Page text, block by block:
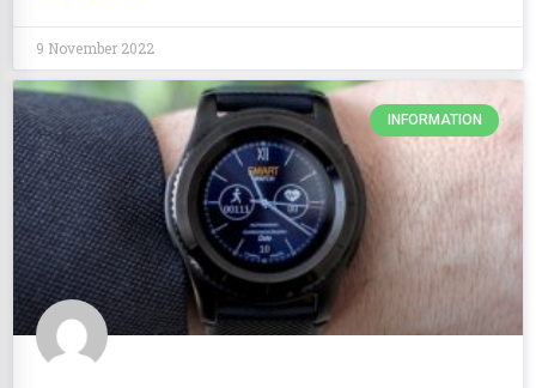
9 November 2022
INFORMATION